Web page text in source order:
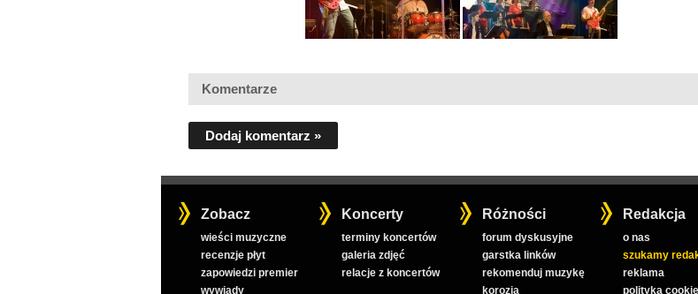
Komentarze
Dodaj komentarz »
Zobacz
wieści muzyczne
recenzje płyt
zapowiedzi premier
wywiady
Koncerty
terminy koncertów
galeria zdjęć
relacje z koncertów
Różności
forum dyskusyjne
garstka linków
rekomenduj muzykę
korozja
Redakcja
o nas
szukamy
reklama
polityka